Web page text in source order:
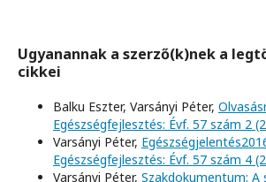
Ugyanannak a szerző(k)nek a
cikkei
Balku Eszter, Varsányi Péter,
Egészségfejlesztés: Évf. 57 szám 2
Varsányi Péter,
Egészségfejlesztés: Évf. 57 szám 4
Varsányi Péter, Szakdokumentum: A